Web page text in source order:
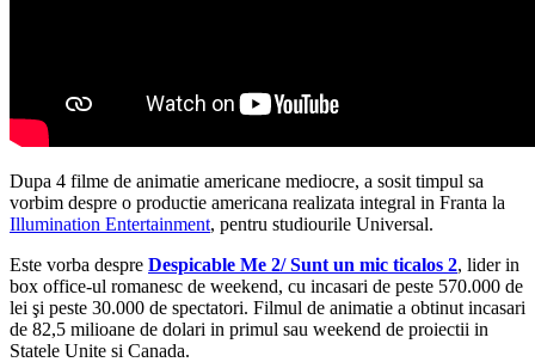
Dupa 4 filme de animatie americane mediocre, a sosit timpul sa
vorbim despre o productie americana realizata integral in Franta la
Illumination Entertainment, pentru studiourile Universal.
Este vorba despre Despicable Me 2/ Sunt un mic ticalos 2, lider in
box office-ul romanesc de weekend, cu incasari de peste 570.000 de
lei şi peste 30.000 de spectatori. Filmul de animatie a obtinut incasari
de 82,5 milioane de dolari in primul sau weekend de proiectii in
Statele Unite si Canada.